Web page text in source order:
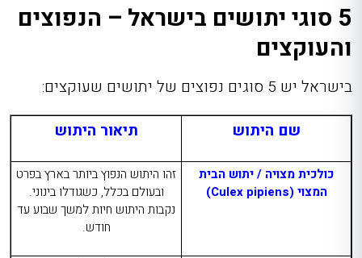
5 סוגי יתושים בישראל – הנפוצים
והעוקצים
בישראל יש 5 סוגים נפוצים של יתושים שעוקצים:
שם היתוש
תיאור היתוש
כולכית מצויה / יתוש הבית
המצוי (Culex pipiens
)
זהו היתוש הנפוץ ביותר בארץ בפרט
ובעולם בכלל, כשגודלו בינוני.
נקבות היתוש חיות למשך שבוע עד
חודש.